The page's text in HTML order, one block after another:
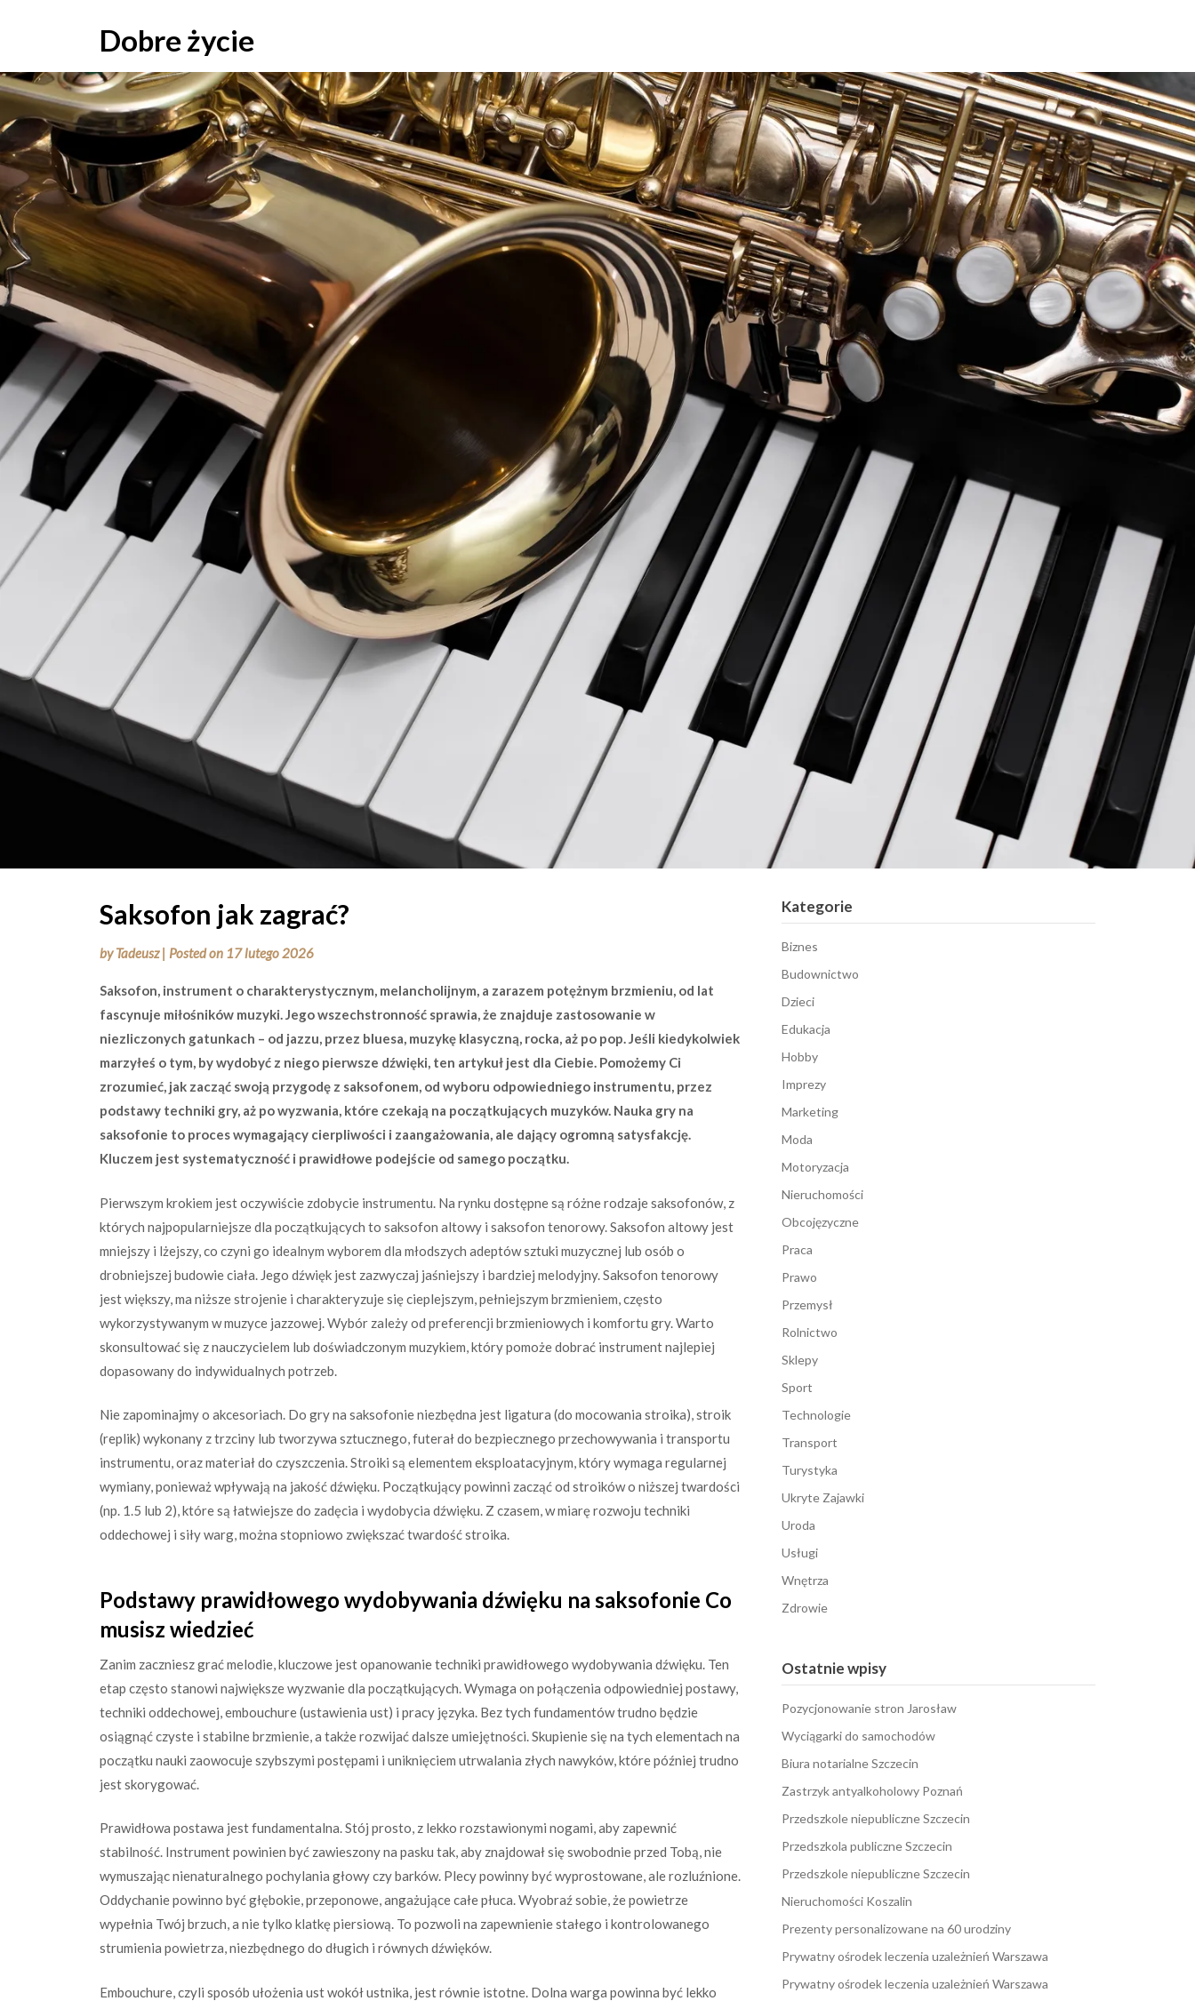
Dobre życie
Saksofon jak zagrać?
byTadeusz | Posted on 17 lutego 2026
Saksofon, instrument o charakterystycznym, melancholijnym, a zarazem potężnym brzmieniu, od lat
fascynuje miłośników muzyki. Jego wszechstronność sprawia, że znajduje zastosowanie w
niezliczonych gatunkach – od jazzu, przez bluesa, muzykę klasyczną, rocka, aż po pop. Jeśli kiedykolwiek
marzyłeś o tym, by wydobyć z niego pierwsze dźwięki, ten artykuł jest dla Ciebie. Pomożemy Ci
zrozumieć, jak zacząć swoją przygodę z saksofonem, od wyboru odpowiedniego instrumentu, przez
podstawy techniki gry, aż po wyzwania, które czekają na początkujących muzyków. Nauka gry na
saksofonie to proces wymagający cierpliwości i zaangażowania, ale dający ogromną satysfakcję.
Kluczem jest systematyczność i prawidłowe podejście od samego początku.
Pierwszym krokiem jest oczywiście zdobycie instrumentu. Na rynku dostępne są różne rodzaje saksofonów, z
których najpopularniejsze dla początkujących to saksofon altowy i saksofon tenorowy. Saksofon altowy jest
mniejszy i lżejszy, co czyni go idealnym wyborem dla młodszych adeptów sztuki muzycznej lub osób o
drobniejszej budowie ciała. Jego dźwięk jest zazwyczaj jaśniejszy i bardziej melodyjny. Saksofon tenorowy
jest większy, ma niższe strojenie i charakteryzuje się cieplejszym, pełniejszym brzmieniem, często
wykorzystywanym w muzyce jazzowej. Wybór zależy od preferencji brzmieniowych i komfortu gry. Warto
skonsultować się z nauczycielem lub doświadczonym muzykiem, który pomoże dobrać instrument najlepiej
dopasowany do indywidualnych potrzeb.
Nie zapominajmy o akcesoriach. Do gry na saksofonie niezbędna jest ligatura (do mocowania stroika), stroik
(replik) wykonany z trzciny lub tworzywa sztucznego, futerał do bezpiecznego przechowywania i transportu
instrumentu, oraz materiał do czyszczenia. Stroiki są elementem eksploatacyjnym, który wymaga regularnej
wymiany, ponieważ wpływają na jakość dźwięku. Początkujący powinni zacząć od stroików o niższej twardości
(np. 1.5 lub 2), które są łatwiejsze do zadęcia i wydobycia dźwięku. Z czasem, w miarę rozwoju techniki
oddechowej i siły warg, można stopniowo zwiększać twardość stroika.
Podstawy prawidłowego wydobywania dźwięku na saksofonie Co
musisz wiedzieć
Zanim zaczniesz grać melodie, kluczowe jest opanowanie techniki prawidłowego wydobywania dźwięku. Ten
etap często stanowi największe wyzwanie dla początkujących. Wymaga on połączenia odpowiedniej postawy,
techniki oddechowej, embouchure (ustawienia ust) i pracy języka. Bez tych fundamentów trudno będzie
osiągnąć czyste i stabilne brzmienie, a także rozwijać dalsze umiejętności. Skupienie się na tych elementach na
początku nauki zaowocuje szybszymi postępami i uniknięciem utrwalania złych nawyków, które później trudno
jest skorygować.
Prawidłowa postawa jest fundamentalna. Stój prosto, z lekko rozstawionymi nogami, aby zapewnić
stabilność. Instrument powinien być zawieszony na pasku tak, aby znajdował się swobodnie przed Tobą, nie
wymuszając nienaturalnego pochylania głowy czy barków. Plecy powinny być wyprostowane, ale rozluźnione.
Oddychanie powinno być głębokie, przeponowe, angażujące całe płuca. Wyobraź sobie, że powietrze
wypełnia Twój brzuch, a nie tylko klatkę piersiową. To pozwoli na zapewnienie stałego i kontrolowanego
strumienia powietrza, niezbędnego do długich i równych dźwięków.
Embouchure, czyli sposób ułożenia ust wokół ustnika, jest równie istotne. Dolna warga powinna być lekko
Kategorie
Biznes
Budownictwo
Dzieci
Edukacja
Hobby
Imprezy
Marketing
Moda
Motoryzacja
Nieruchomości
Obcojęzyczne
Praca
Prawo
Przemysł
Rolnictwo
Sklepy
Sport
Technologie
Transport
Turystyka
Ukryte Zajawki
Uroda
Usługi
Wnętrza
Zdrowie
Ostatnie wpisy
Pozycjonowanie stron Jarosław
Wyciągarki do samochodów
Biura notarialne Szczecin
Zastrzyk antyalkoholowy Poznań
Przedszkole niepubliczne Szczecin
Przedszkola publiczne Szczecin
Przedszkole niepubliczne Szczecin
Nieruchomości Koszalin
Prezenty personalizowane na 60 urodziny
Prywatny ośrodek leczenia uzależnień Warszawa
Prywatny ośrodek leczenia uzależnień Warszawa